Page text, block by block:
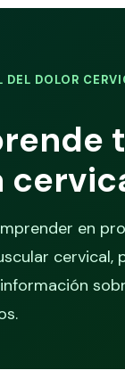
DEL DOLOR
en